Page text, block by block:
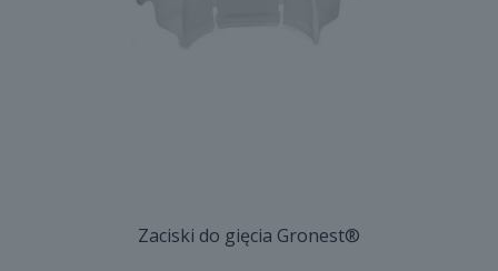
Zaciski do gięcia Gronest®